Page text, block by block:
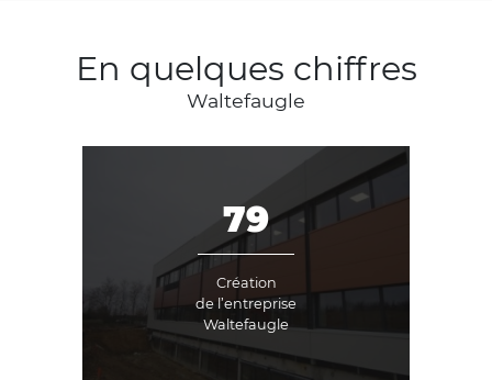
En quelques chiffres
Waltefaugle
457
Création
de l’entreprise
Waltefaugle